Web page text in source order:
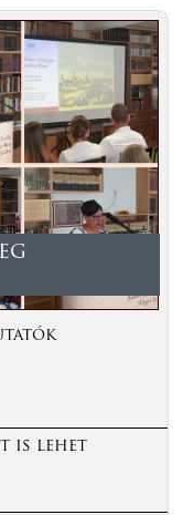
is lehet